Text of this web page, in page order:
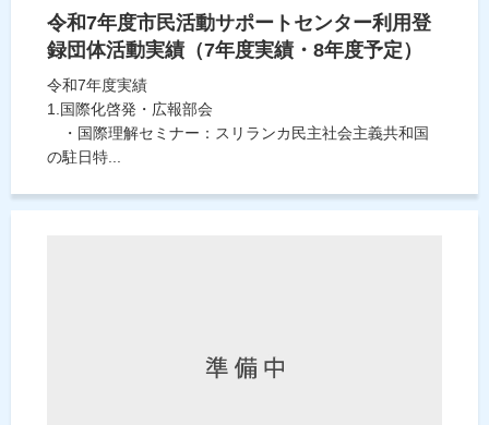
令和7年度市民活動サポートセンター利用登
録団体活動実績（7年度実績・8年度予定）
令和7年度実績
1.国際化啓発・広報部会
・国際理解セミナー：スリランカ民主社会主義共和国
の駐日特...